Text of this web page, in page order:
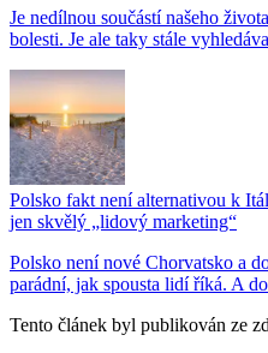
Je nedílnou součástí našeho
bolesti. Je ale taky stále
Polsko fakt není alternativou k
jen skvělý „lidový marketing“
Polsko není nové Chorvatsko a
parádní, jak spousta lidí říká. A
Tento článek byl publikován ze